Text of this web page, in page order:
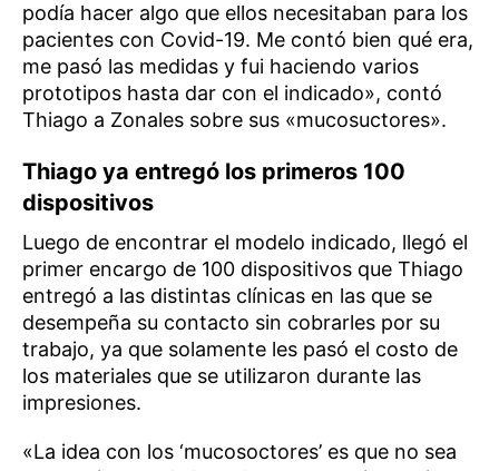
podía hacer algo que ellos necesitaban para los
pacientes con Covid-19. Me contó bien qué era,
me pasó las medidas y fui haciendo varios
prototipos hasta dar con el indicado», contó
Thiago a Zonales sobre sus «mucosuctores».
Thiago ya entregó los primeros 100
dispositivos
Luego de encontrar el modelo indicado, llegó el
primer encargo de 100 dispositivos que Thiago
entregó a las distintas clínicas en las que se
desempeña su contacto sin cobrarles por su
trabajo, ya que solamente les pasó el costo de
los materiales que se utilizaron durante las
impresiones.
«La idea con los ‘mucosoctores’ es que no sea